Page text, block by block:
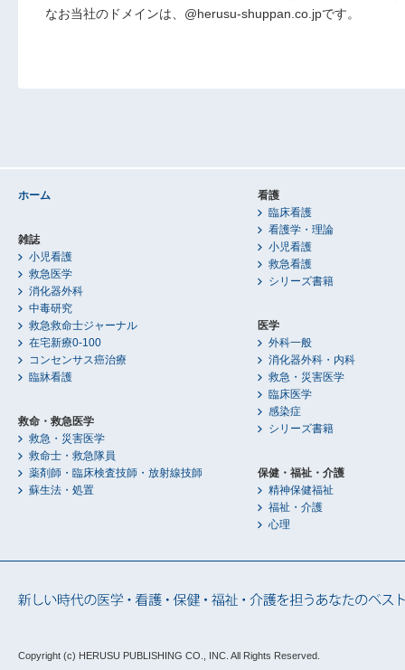
なお当社のドメインは、@herusu-shuppan.co.jpです。
ホーム
雑誌
小児看護
救急医学
消化器外科
中毒研究
救急救命士ジャーナル
在宅新療0-100
コンセンサス癌治療
臨牀看護
救命・救急医学
救急・災害医学
救命士・救急隊員
薬剤師・臨床検査技師・放射線技師
蘇生法・処置
看護
臨床看護
看護学・理論
小児看護
救急看護
シリーズ書籍
医学
外科一般
消化器外科・内科
救急・災害医学
臨床医学
感染症
シリーズ書籍
保健・福祉・介護
精神保健福祉
福祉・介護
心理
Copyright (c) HERUSU PUBLISHING CO., INC. All Rights Reserved.